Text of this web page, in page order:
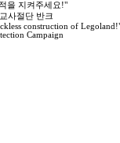
을 지켜주세요!"
사절단 반크
construction of
Campaign